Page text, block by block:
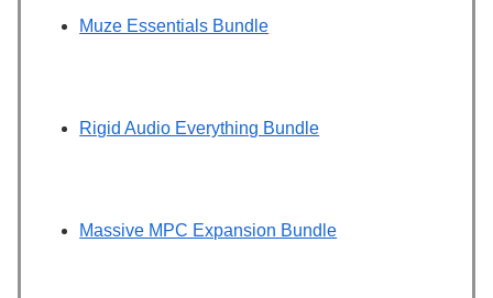
Muze Essentials Bundle
Rigid Audio Everything Bundle
Massive MPC Expansion Bundle